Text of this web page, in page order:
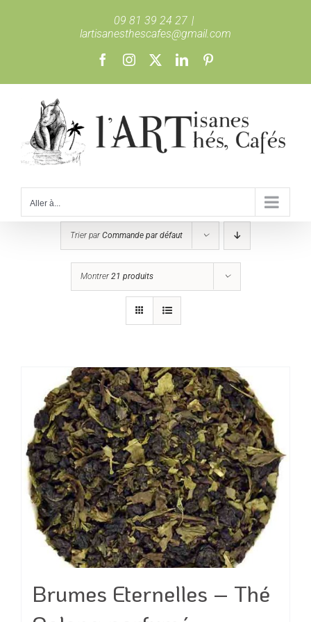
09 81 39 24 27 |
lartisanesthescafes@gmail.com
FacebookInstagram LinkedIn
Aller à...
Trier parCommande par défaut
Montrer21 produits
Brumes Eternelles – Thé